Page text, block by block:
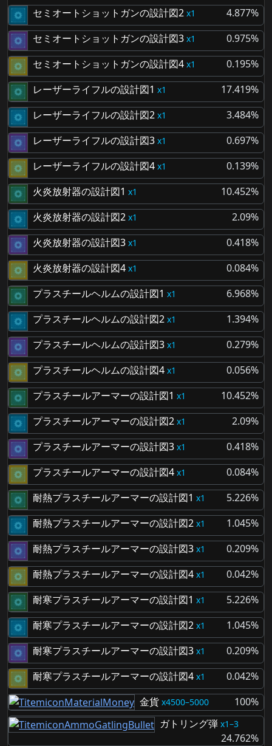
セミオートショットガンの設計図2 1
4.877%
セミオートショットガンの設計図3
1
0.975%
セミオートショットガンの設計図4
1
0.195%
レーザーライフルの設計図1
1
17.419%
レーザーライフルの設計図2
1
3.484%
レーザーライフルの設計図3
1
0.697%
レーザーライフルの設計図4
1
0.139%
火炎放射器の設計図1
1
10.452%
火炎放射器の設計図2
1
2.09%
火炎放射器の設計図3
1
0.418%
火炎放射器の設計図4
1
0.084%
プラスチールヘルムの設計図1
1
6.968%
プラスチールヘルムの設計図2
1
1.394%
プラスチールヘルムの設計図3
1
0.279%
プラスチールヘルムの設計図4
1
0.056%
プラスチールアーマーの設計図1
1
10.452%
プラスチールアーマーの設計図2
1
2.09%
プラスチールアーマーの設計図3
1
0.418%
プラスチールアーマーの設計図4
1
0.084%
耐熱プラスチールアーマーの設計図1
1
5.226%
耐熱プラスチールアーマーの設計図2
1
1.045%
耐熱プラスチールアーマーの設計図3
1
0.209%
耐熱プラスチールアーマーの設計図4
1
0.042%
耐寒プラスチールアーマーの設計図1
1
5.226%
耐寒プラスチールアーマーの設計図2
1
1.045%
耐寒プラスチールアーマーの設計図3
1
0.209%
耐寒プラスチールアーマーの設計図4
1
0.042%
金貨 4500–5000
100%
ガトリング弾
1–3
24.762%